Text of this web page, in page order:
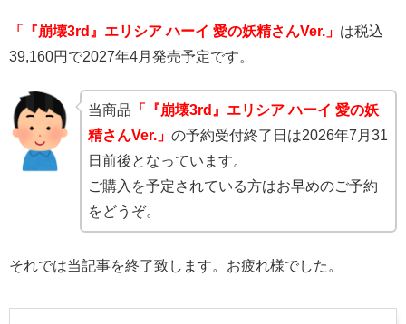
「『崩壊3rd』エリシア ハーイ 愛の妖精さんVer.」 は税込
39,160円で2027年4月発売予定です。
当商品 「『崩壊3rd』エリシア ハーイ 愛の妖
精さんVer.」の予約受付終了日は2026年7月31
日前後となっています。
ご購入を予定されている方はお早めのご予約
をどうぞ。
それでは当記事を終了致します。お疲れ様でした。